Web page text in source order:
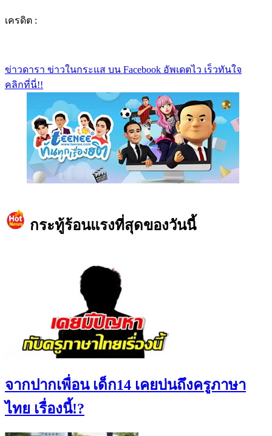
เครดิต :
ข่าวดารา ข่าวในกระแส บน Facebook อัพเดตไว เร็วทันใจ
คลิกที่นี่!!
กระทู้ร้อนแรงที่สุดของวันนี้
จากปากเพื่อน เด็ก14 เคยบ่นถึงครูภาษา
ไทย เรื่องนี้!?